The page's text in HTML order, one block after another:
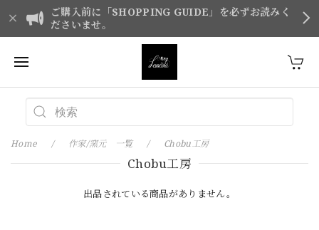
ご購入前に「SHOPPING GUIDE」を必ずお読みく
ださいませ。
Home 作家/窯元 一覧 Chobu工房
Chobu工房
出品されている商品がありません。